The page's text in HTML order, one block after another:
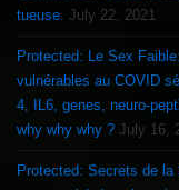
tueuse. July 22, 2021
Protected: Le Sex
vulnérables au COVID
4, IL6, genes, neuro-
why why why ? July 16,
Protected: Secrets de la Super-Longévité: La Frailty (faiblesse via